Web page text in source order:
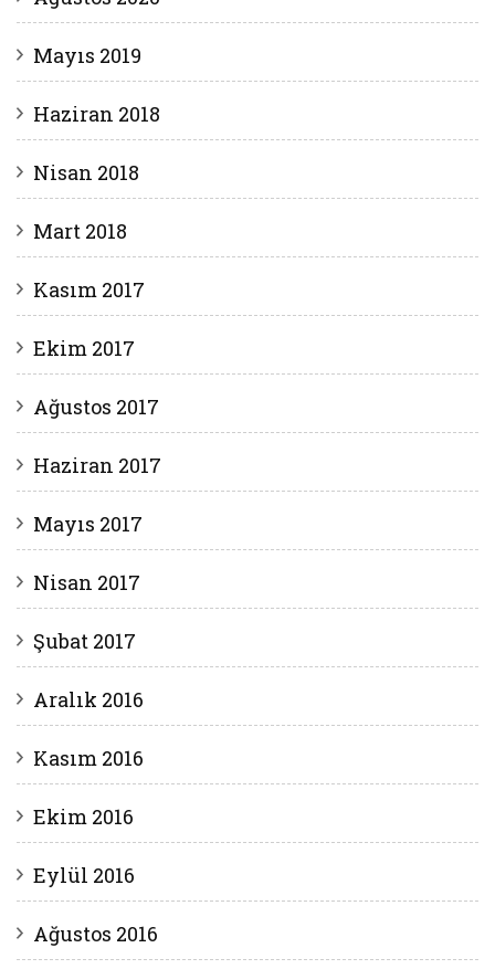
Mayıs 2019
Haziran 2018
Nisan 2018
Mart 2018
Kasım 2017
Ekim 2017
Ağustos 2017
Haziran 2017
Mayıs 2017
Nisan 2017
Şubat 2017
Aralık 2016
Kasım 2016
Ekim 2016
Eylül 2016
Ağustos 2016